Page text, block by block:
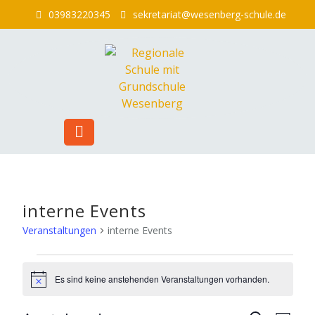
03983220345 sekretariat@wesenberg-schule.de
interne Events
Veranstaltungen interne Events
Veranstaltungen
HinweisEs sind keine anstehenden Veranstaltungen vorhanden.